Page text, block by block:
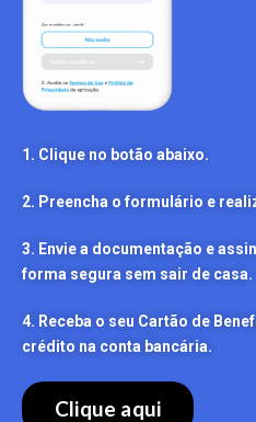
1. Clique no botão abaixo.
2. Preencha o formulário e
3. Envie a documentação e
forma segura sem sair de casa.
4. Receba o seu Cartão de
crédito na conta bancária.
Clique aqui